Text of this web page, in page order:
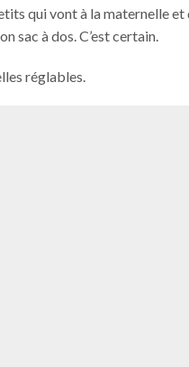
qui vont à la maternelle
sac à dos. C’est certain.
réglables.